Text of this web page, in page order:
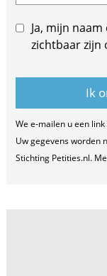
Ja, mijn
zichtbaar zijn
We e-mailen u een
Uw gegevens worden
Stichting Petities.nl.